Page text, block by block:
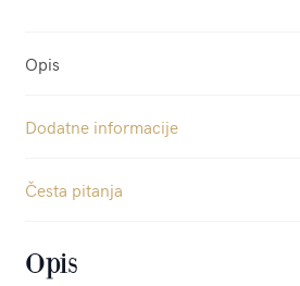
Opis
Dodatne informacije
Česta pitanja
Opis